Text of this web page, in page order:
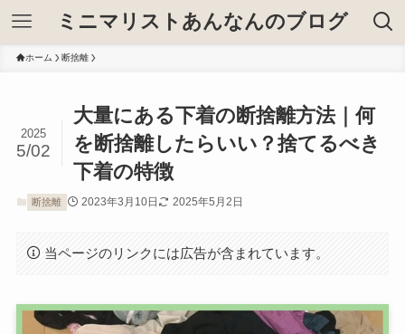
ミニマリストあんなんのブログ
ホーム 断捨離
大量にある下着の断捨離方法｜何
を断捨離したらいい？捨てるべき
下着の特徴
2025
5/02
断捨離 2023年3月10日 2025年5月2日
当ページのリンクには広告が含まれています。